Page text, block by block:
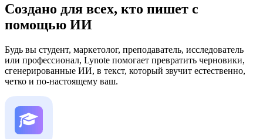
Создано для всех, кто пишет с
помощью ИИ
Будь вы студент, маркетолог, преподаватель, исследователь
или профессионал, Lynote помогает превратить черновики,
сгенерированные ИИ, в текст, который звучит естественно,
четко и по-настоящему ваш.